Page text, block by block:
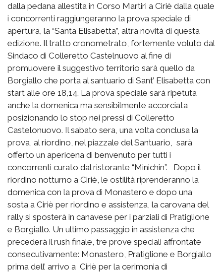
dalla pedana allestita in Corso Martiri a Ciriè dalla quale
i concorrenti raggiungeranno la prova speciale di
apertura, la “Santa Elisabetta”, altra novità di questa
edizione. Il tratto cronometrato, fortemente voluto dal
Sindaco di Colleretto Castelnuovo al fine di
promuovere il suggestivo territorio sarà quello da
Borgiallo che porta al santuario di Sant’ Elisabetta con
start alle ore 18,14. La prova speciale sarà ripetuta
anche la domenica ma sensibilmente accorciata
posizionando lo stop nei pressi di Colleretto
Castelonuovo. Il sabato sera, una volta conclusa la
prova, al riordino, nel piazzale del Santuario, sarà
offerto un apericena di benvenuto per tutti i
concorrenti curato dal ristorante “Minichin”. Dopo il
riordino notturno a Ciriè, le ostilità riprenderanno la
domenica con la prova di Monastero e dopo una
sosta a Ciriè per riordino e assistenza, la carovana del
rally si sposterà in canavese per i parziali di Pratiglione
e Borgiallo. Un ultimo passaggio in assistenza che
precederà il rush finale, tre prove speciali affrontate
consecutivamente: Monastero, Pratiglione e Borgiallo
prima dell’ arrivo a Ciriè per la cerimonia di